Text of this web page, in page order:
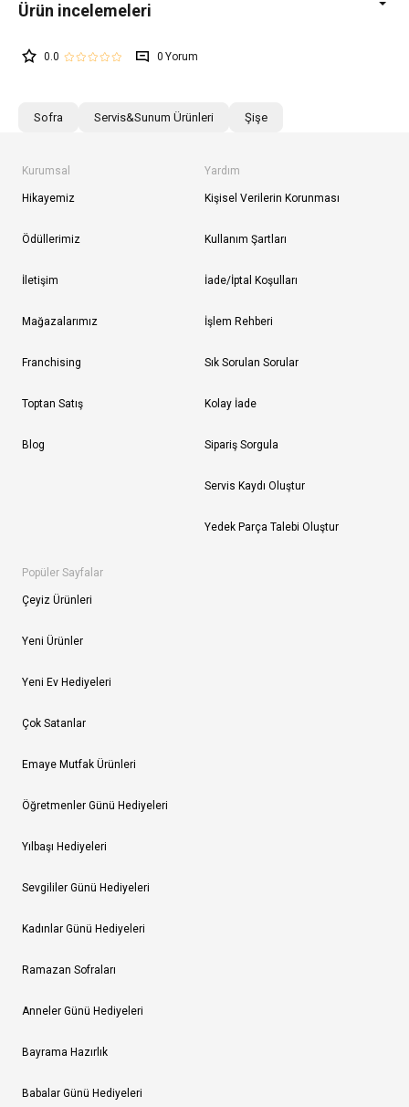
0.0 0
Sofra Servis&Sunum Ürünleri Şişe
Kurumsal
Hikayemiz
Ödüllerimiz
İletişim
Mağazalarımız
Franchising
Toptan Satış
Blog
Yardım
Kişisel Verilerin Korunması
Kullanım Şartları
İade/İptal Koşulları
İşlem Rehberi
Sık Sorulan Sorular
Kolay İade
Sipariş Sorgula
Servis Kaydı Oluştur
Yedek Parça Talebi Oluştur
Popüler Sayfalar
Çeyiz Ürünleri
Yeni Ürünler
Yeni Ev Hediyeleri
Çok Satanlar
Emaye Mutfak Ürünleri
Öğretmenler Günü Hediyeleri
Yılbaşı Hediyeleri
Sevgililer Günü Hediyeleri
Kadınlar Günü Hediyeleri
Ramazan Sofraları
Anneler Günü Hediyeleri
Bayrama Hazırlık
Babalar Günü Hediyeleri